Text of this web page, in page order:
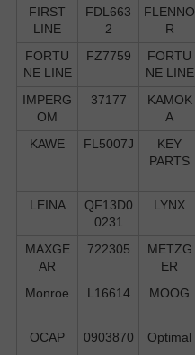
FIRST
LINE
FDL663
2
FLENNO
R
FORTU
NE LINE
FZ7759
FORTU
NE LINE
IMPERG
OM
37177
KAMOK
A
KAWE FL5007J
KEY
PARTS
LEINA
QF13D0
0231
LYNX
MAXGE
AR
722305
METZG
ER
Monroe
L16614 MOOG
OCAP 0903870 Optimal